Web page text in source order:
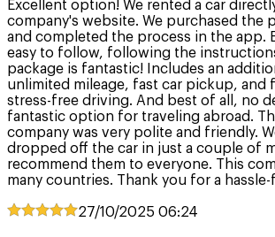
Excellent option! We rented a car
company's website. We purchased the
and completed the process in the app.
easy to follow, following the
package is fantastic! Includes an
unlimited mileage, fast car pickup, and
stress-free driving. And best of all, no
fantastic option for traveling abroad.
company was very polite and friendly.
dropped off the car in just a couple of
recommend them to everyone. This
many countries. Thank you for a
27/10/2025 06:24